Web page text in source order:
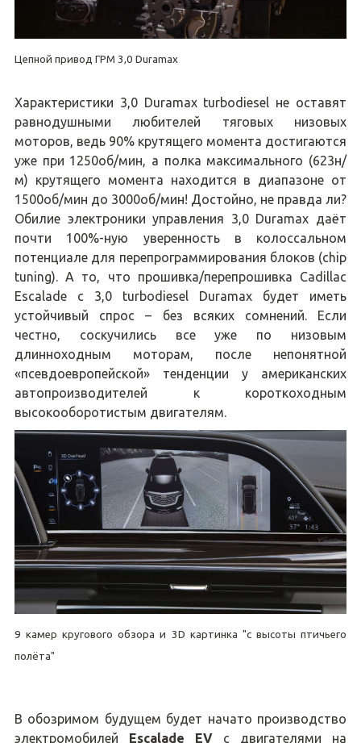
Цепной привод ГРМ 3,0 Duramax
Характеристики 3,0 Duramax turbodiesel не оставят
равнодушными любителей тяговых низовых
моторов, ведь 90% крутящего момента достигаются
уже при 1250об/мин, а полка максимального (623н/
м) крутящего момента находится в диапазоне от
1500об/мин до 3000об/мин! Достойно, не правда ли?
Обилие электроники управления 3,0 Duramax даёт
почти 100%-ную уверенность в колоссальном
потенциале для перепрограммирования блоков (chip
tuning). А то, что прошивка/перепрошивка Cadillac
Escalade с 3,0 turbodiesel Duramax будет иметь
устойчивый спрос – без всяких сомнений. Если
честно, соскучились все уже по низовым
длинноходным моторам, после непонятной
«псевдоевропейской» тенденции у американских
автопроизводителей к короткоходным
высокооборотистым двигателям.
9 камер кругового обзора и 3D картинка "с высоты птичьего
полёта"
В обозримом будущем будет начато производство
электромобилей Escalade EV с двигателями на